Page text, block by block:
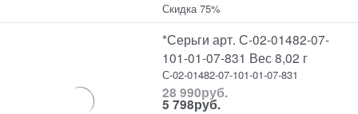
Скидка 75%
*Серьги арт. С-02-01482-07-
101-01-07-831 Вес 8,02 г
С-02-01482-07-101-01-07-831
28 990руб.
5 798руб.